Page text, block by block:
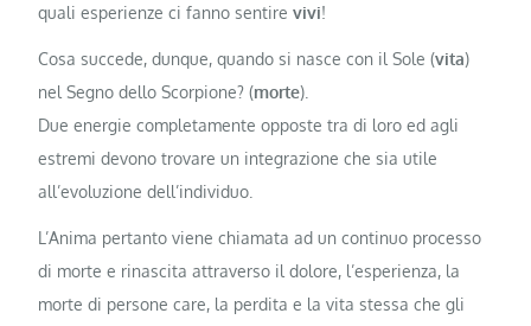
quali esperienze ci fanno sentirevivi!
Cosa succede, dunque, quando si nasce con il Sole (vita)
nel Segno dello Scorpione? (morte).
Due energie completamente opposte tra di loro ed agli
estremi devono trovare un integrazione che sia utile
all’evoluzione dell’individuo.
L’Anima pertanto viene chiamata ad un continuo processo
di morte e rinascita attraverso il dolore, l’esperienza, la
morte di persone care, la perdita e la vita stessa che gli